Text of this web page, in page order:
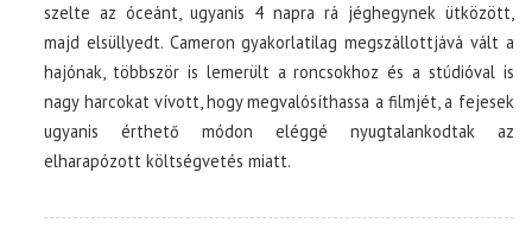
szelte az óceánt, ugyanis 4 napra rá jéghegynek ütközött,
majd elsüllyedt. Cameron gyakorlatilag megszállottjává vált a
hajónak, többször is lemerült a roncsokhoz és a stúdióval is
nagy harcokat vívott, hogy megvalósíthassa a filmjét, a fejesek
ugyanis érthető módon eléggé nyugtalankodtak az
elharapózott költségvetés miatt.